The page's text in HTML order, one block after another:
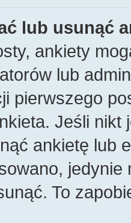
lub usunąć
ankiety
lub
pierwszego
Jeśli nikt
ankietę lub
To